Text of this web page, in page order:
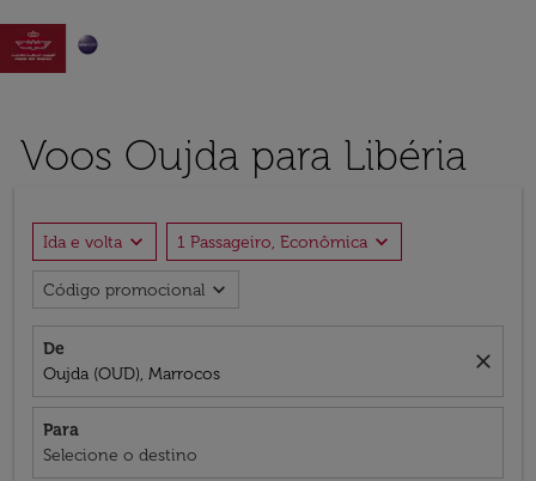

Voos Oujda para Libéria
Ida e volta expand_more 1 Passageiro, Econômica expand_more
Código promocional expand_more
De
Oujda (OUD), Marrocos
close
Para
Selecione o destino